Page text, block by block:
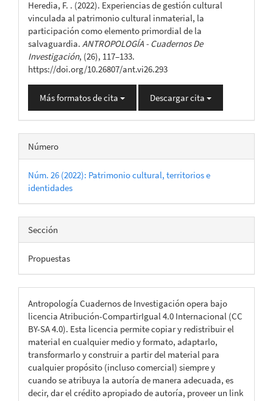
artículo
Heredia, F. . (2022). Experiencias de gestión cultural
vinculada al patrimonio cultural inmaterial, la
participación como elemento primordial de la
salvaguardia. ANTROPOLOGÍA - Cuadernos De
Investigación, (26), 117–133.
https://doi.org/10.26807/ant.vi26.293
Más formatos de cita Descargar cita
Número
Núm. 26 (2022): Patrimonio cultural, territorios e
identidades
Sección
Propuestas
Antropología Cuadernos de Investigación opera bajo
licencia Atribución-CompartirIgual 4.0 Internacional (CC
BY-SA 4.0). Esta licencia permite copiar y redistribuir el
material en cualquier medio y formato, adaptarlo,
transformarlo y construir a partir del material para
cualquier propósito (incluso comercial) siempre y
cuando se atribuya la autoría de manera adecuada, es
decir, dar el crédito apropiado de autoría, proveer un link